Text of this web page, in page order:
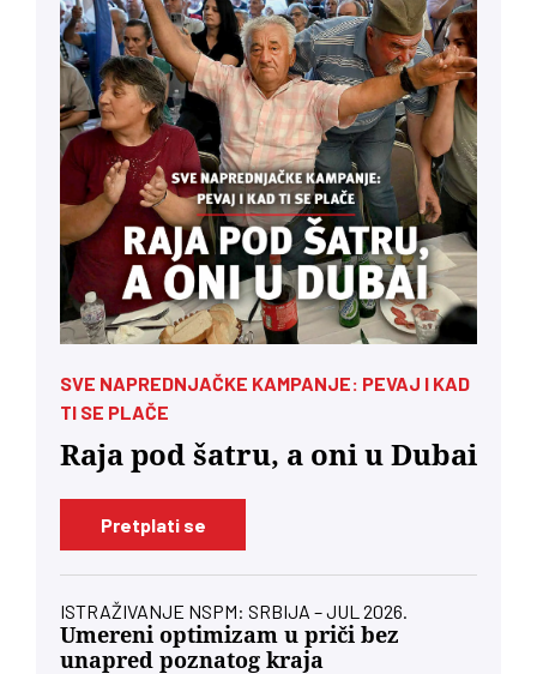
SVE NAPREDNJAČKE KAMPANJE: PEVAJ I KAD
TI SE PLAČE
Raja pod šatru, a oni u Dubai
Pretplati se
ISTRAŽIVANJE NSPM: SRBIJA – JUL 2026.
Umereni optimizam u priči bez
unapred poznatog kraja